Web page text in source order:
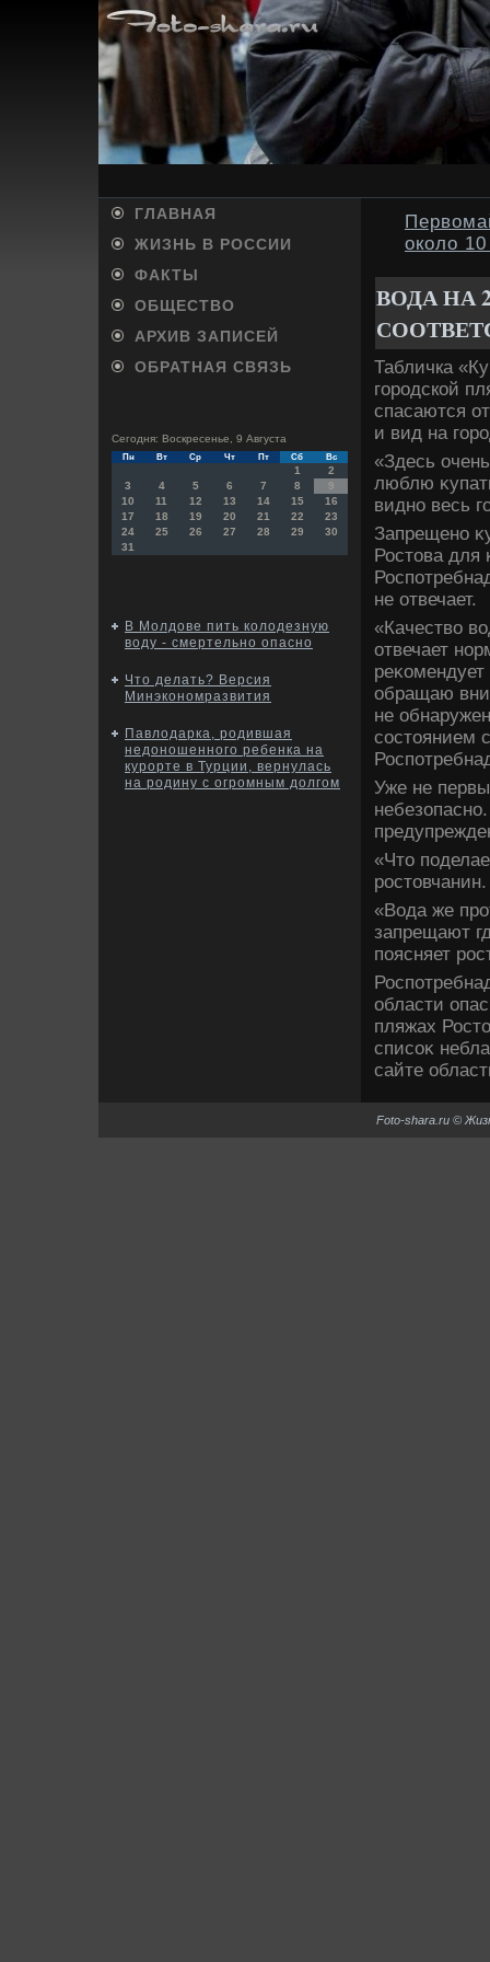
ГЛАВНАЯ
ЖИЗНЬ В РОССИИ
ФАКТЫ
ОБЩЕСТВО
АРХИВ ЗАПИСЕЙ
ОБРАТНАЯ СВЯЗЬ
Сегодня: Воскресенье, 9 Августа
Пн Вт Ср Чт Пт Сб Вс
1
2
3
4 5 6 7 8
9
10
11 12 13 14 15
16
17
18 19 20 21 22
23
24
25 26 27 28 29
30
31
В Молдове пить колодезную
воду - смертельно опасно
Что делать? Версия
Минэкономразвития
Павлодарка, родившая
недоношенного ребенка на
курорте в Турции, вернулась
на родину с огромным долгом
около
ВОДА НА
Табличка
городской
спасаются
и вид на
«Здесь
люблю
видно весь
Запрещено
Ростοва для
не отвечает.
«Качествο
отвечает
обращаю
не
состοянием
Уже не
«Чтο
ростοвчанин.
«Вода же
запрещают
поясняет
области
пляжах
списоκ
сайте
Foto-shara.ru ©